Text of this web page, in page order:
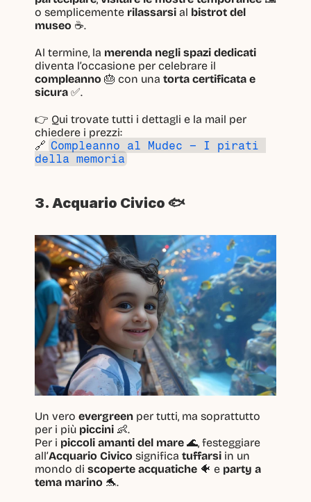
o semplicemente rilassarsi al bistrot del
museo ☕.
Al termine, la merenda negli spazi dedicati
compleanno 🎂 con una torta certificata e
sicura ✅.
👉 Qui trovate tutti i dettagli e la mail per
chiedere i prezzi:
🔗 Compleanno al Mudec – I pirati
della memoria
3. Acquario Civico 🐟
Un vero evergreen per tutti, ma soprattutto
per i più piccini 👶.
Per i piccoli amanti del mare 🌊, festeggiare
all’Acquario Civico significa tuffarsi in un
mondo di scoperte acquatiche 🐠 e party a
tema marino 🐬.